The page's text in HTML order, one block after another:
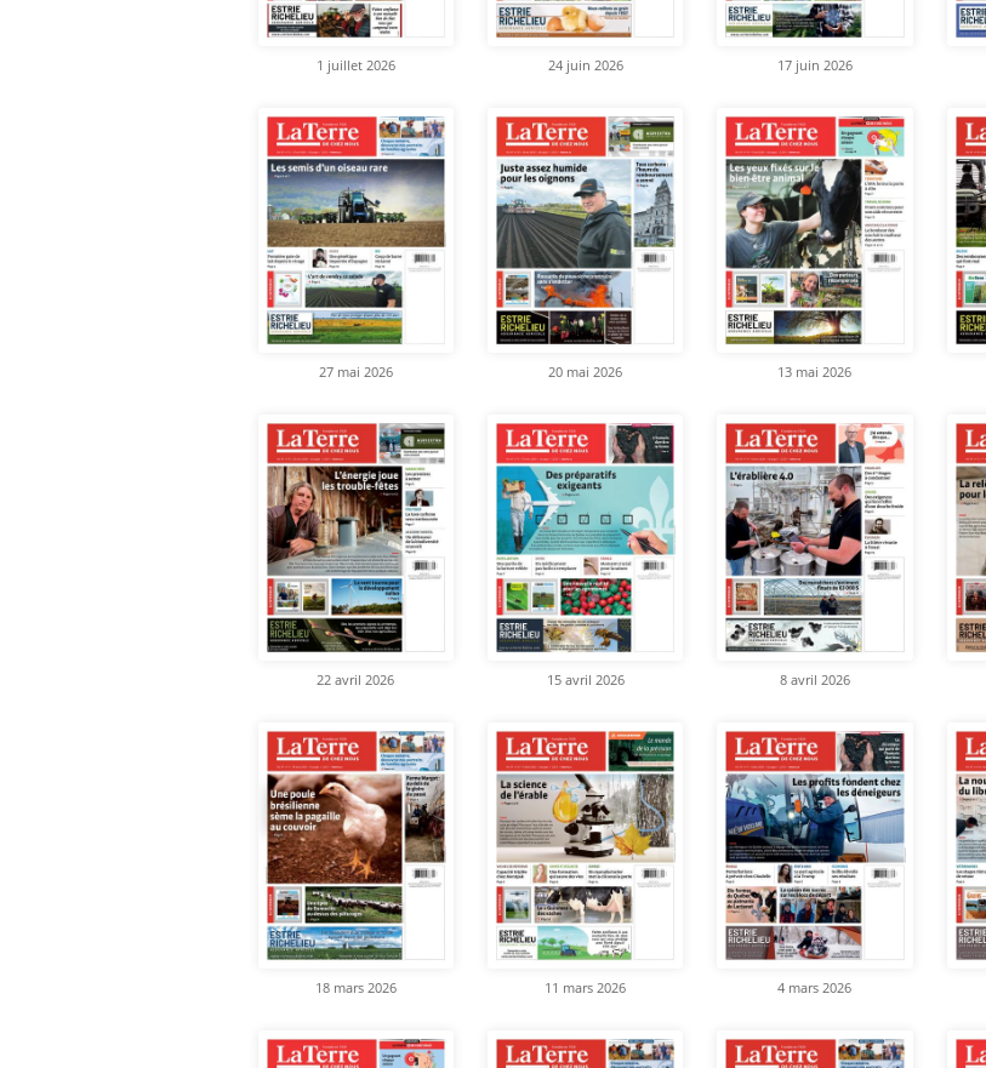
1 juillet 2026 24 juin 2026 17 juin 2026
27 mai 2026 20 mai 2026 13 mai 2026
22 avril 2026 15 avril 2026 8 avril 2026
18 mars 2026 11 mars 2026 4 mars 2026